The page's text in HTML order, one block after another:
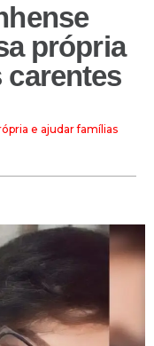
própria
carentes
e ajudar famílias